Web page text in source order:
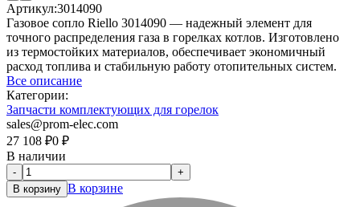
Артикул:3014090
Газовое сопло Riello 3014090 — надежный элемент для
точного распределения газа в горелках котлов. Изготовлено
из термостойких материалов, обеспечивает экономичный
расход топлива и стабильную работу отопительных систем.
Все описание
Категории:
Запчасти комплектующих для горелок
sales@prom-elec.com
27 108 ₽0 ₽
В наличии
-
+
В корзину В корзине